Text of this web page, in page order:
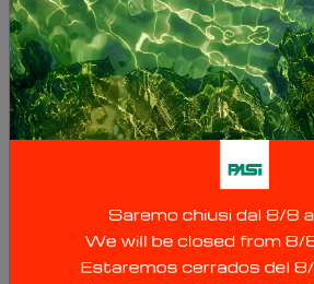
Methodologies
RÉFRACTION RÉFLEXION
SISMIQUE DANS LE TROU
HVSR /